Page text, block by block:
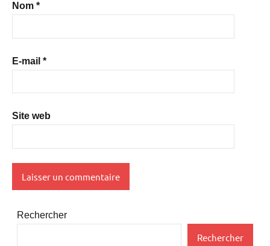
Nom *
E-mail *
Site web
Rechercher
Rechercher